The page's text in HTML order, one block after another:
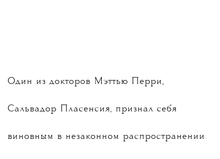
Один из докторов Мэттью Перри,
Сальвадор Пласенсия, признал себя
виновным в незаконном распространении